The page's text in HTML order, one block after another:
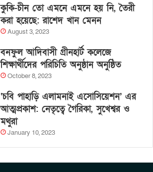
কুকি-চীন তো এমনে এমনে হয় নি, তৈরী
করা হয়েছে: রাশেদ খান মেনন
August 3, 2023
বনফুল আদিবাসী গ্রীনহার্ট কলেজে
শিক্ষার্থীদের পরিচিতি অনুষ্ঠান অনুষ্ঠিত
October 8, 2023
‘চবি পাহাড়ি এলামনাই এসোসিয়েশন’ এর
আত্মপ্রকাশ: নেতৃত্বে গৈরিকা, সুখেশ্বর ও
মথুরা
January 10, 2023